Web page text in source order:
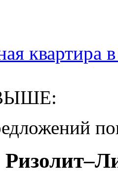
квартира